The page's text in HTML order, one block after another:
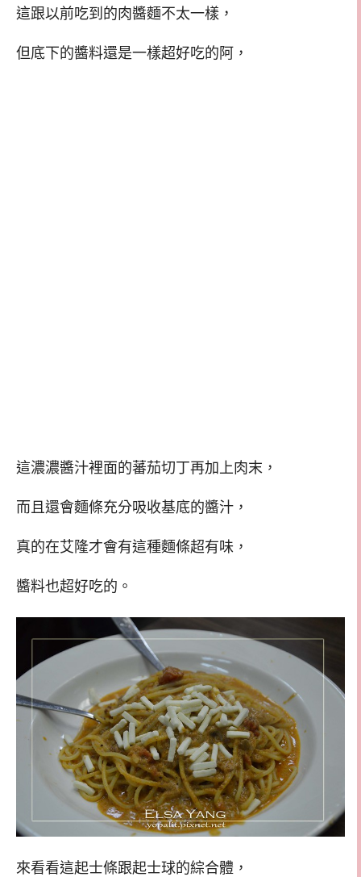
這跟以前吃到的肉醬麵不太一樣，
但底下的醬料還是一樣超好吃的阿，
這濃濃醬汁裡面的蕃茄切丁再加上肉末，
而且還會麵條充分吸收基底的醬汁，
真的在艾隆才會有這種麵條超有味，
醬料也超好吃的。
來看看這起士條跟起士球的綜合體，